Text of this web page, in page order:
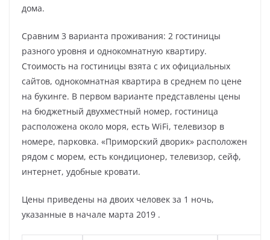
дома.
Сравним 3 варианта проживания: 2 гостиницы
разного уровня и однокомнатную квартиру.
Стоимость на гостиницы взята с их официальных
сайтов, однокомнатная квартира в среднем по цене
на букинге. В первом варианте представлены цены
на бюджетный двухместный номер, гостиница
расположена около моря, есть WiFi, телевизор в
номере, парковка. «Приморский дворик» расположен
рядом с морем, есть кондиционер, телевизор, сейф,
интернет, удобные кровати.
Цены приведены на двоих человек за 1 ночь,
указанные в начале марта 2019 .